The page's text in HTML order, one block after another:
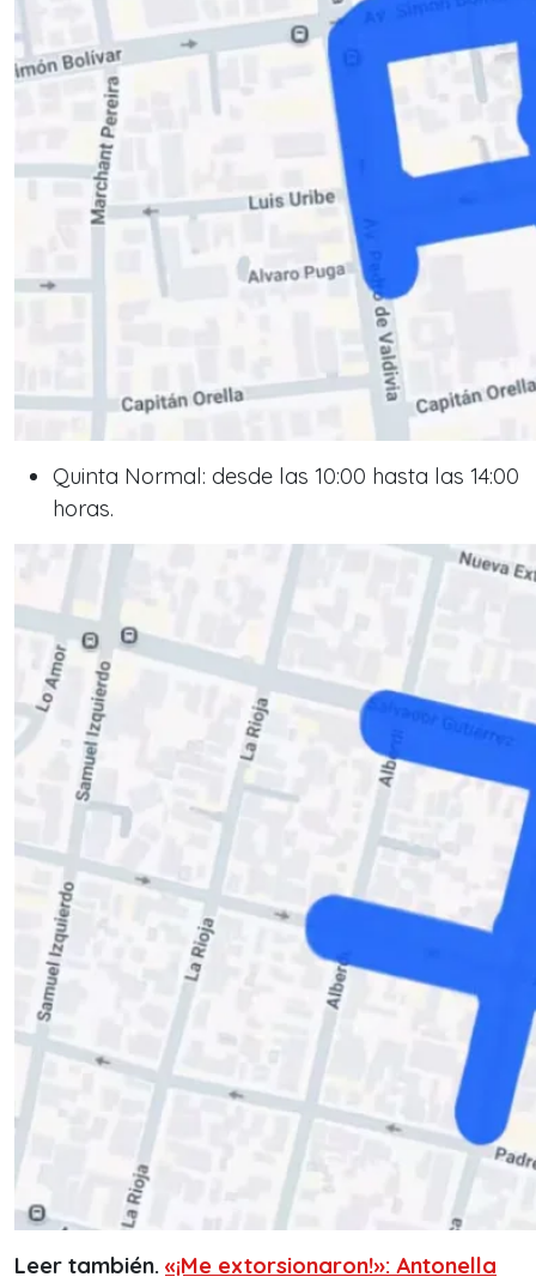
Quinta Normal: desde las 10:00 hasta las 14:00
horas.
Leer también. «¡Me extorsionaron!»: Antonella